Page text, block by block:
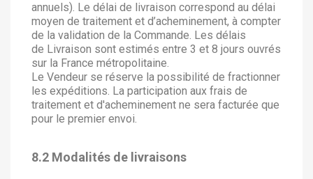
annuels). Le délai de livraison correspond au délai
moyen de traitement et d’acheminement, à compter
de la validation de la Commande. Les délais
de Livraison sont estimés entre 3 et 8 jours ouvrés
sur la France métropolitaine.
Le Vendeur se réserve la possibilité de fractionner
les expéditions. La participation aux frais de
traitement et d'acheminement ne sera facturée que
pour le premier envoi.
8.2 Modalités de livraisons